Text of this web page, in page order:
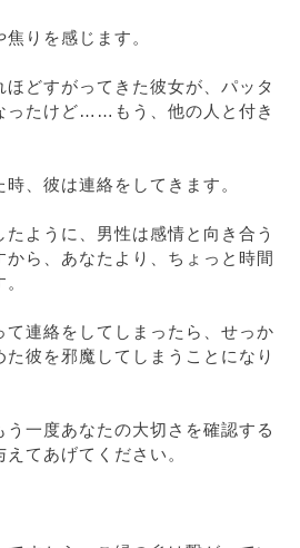
りを感じます。
ほどすがってきた彼女が、パッタ
ったけど……もう、他の人と付き
、彼は連絡をしてきます。
ように、男性は感情と向き合う
から、あなたより、ちょっと時間
て連絡をしてしまったら、せっか
た彼を邪魔してしまうことになり
一度あなたの大切さを確認する
てあげてください。